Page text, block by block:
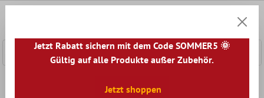
Jetzt Rabatt sichern mit dem Code SOMMER5 🌞
Gültig auf alle Produkte außer Zubehör.
Jetzt shoppen